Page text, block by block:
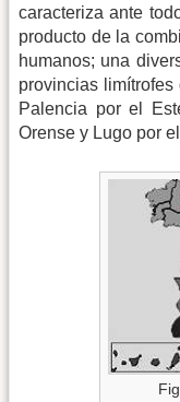
caracteriza ante
producto de la
humanos; una
provincias
Palencia por el
Orense y Lugo por